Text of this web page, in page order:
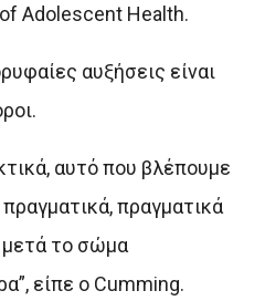
Adolescent Health.
αυξήσεις είναι
αυτό που βλέπουμε
πραγματικά, πραγματικά
μετά το σώμα
είπε ο Cumming.